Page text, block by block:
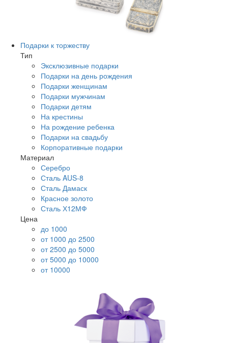
Подарки к торжеству
Тип
Эксклюзивные подарки
Подарки на день рождения
Подарки женщинам
Подарки мужчинам
Подарки детям
На крестины
На рождение ребенка
Подарки на свадьбу
Корпоративные подарки
Материал
Серебро
Сталь AUS-8
Сталь Дамаск
Красное золото
Сталь Х12МФ
Цена
до 1000
от 1000 до 2500
от 2500 до 5000
от 5000 до 10000
от 10000